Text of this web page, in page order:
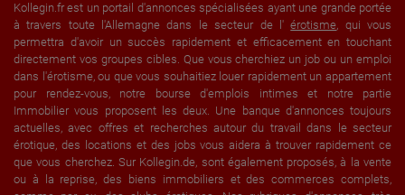
Kollegin.fr est un portail d'annonces spécialisées ayant une grande portée
à travers toute l'Allemagne dans le secteur de l'érotisme, qui vous
permettra d'avoir un succès rapidement et efficacement en touchant
directement vos groupes cibles. Que vous cherchiez un job ou un emploi
dans l'érotisme, ou que vous souhaitiez louer rapidement un appartement
pour rendez-vous, notre bourse d'emplois intimes et notre partie
Immobilier vous proposent les deux. Une banque d'annonces toujours
actuelles, avec offres et recherches autour du travail dans le secteur
érotique, des locations et des jobs vous aidera à trouver rapidement ce
que vous cherchez. Sur Kollegin.de, sont également proposés, à la vente
ou à la reprise, des biens immobiliers et des commerces complets,